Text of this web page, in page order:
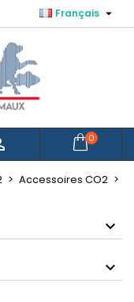
Français 
0
Accessoires CO2
×
×
une liste d'envies
×
des produits
Connexion